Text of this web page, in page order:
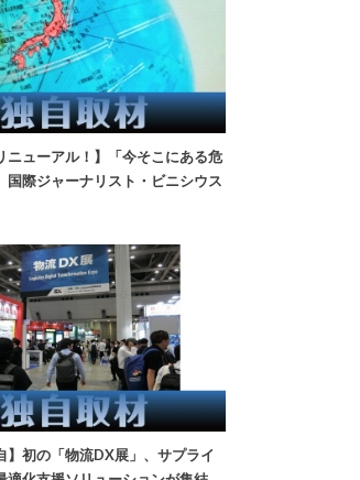
ニューアル！】「今そこにある危
際ジャーナリスト・ビニシウス
】初の「物流DX展」、サプライ